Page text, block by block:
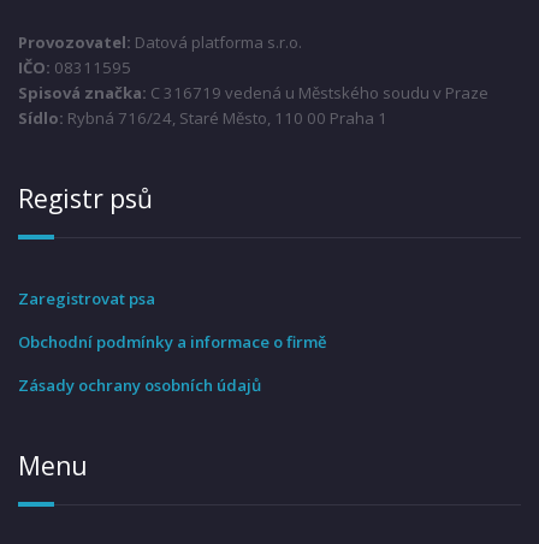
Provozovatel: Datová platforma s.r.o.
IČO: 08311595
Spisová značka: C 316719 vedená u Městského soudu v Praze
Sídlo: Rybná 716/24, Staré Město, 110 00 Praha 1
Registr psů
Zaregistrovat psa
Obchodní podmínky a informace o firmě
Zásady ochrany osobních údajů
Menu